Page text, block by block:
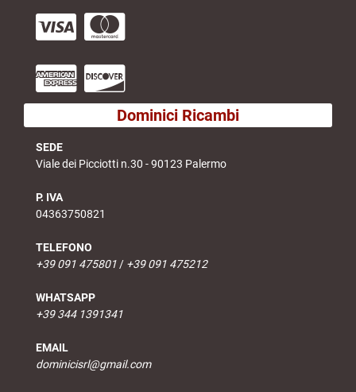
Dominici Ricambi
SEDE
Viale dei Picciotti n.30 - 90123 Palermo
P. IVA
04363750821
TELEFONO
+39 091 475801/ +39 091 475212
WHATSAPP
+39 344 1391341
EMAIL
dominicisrl@gmail.com